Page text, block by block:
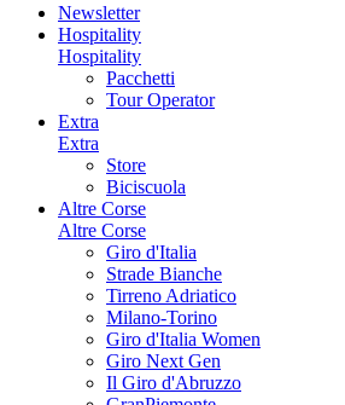
Newsletter
Hospitality
Hospitality
Pacchetti
Tour Operator
Extra
Extra
Store
Biciscuola
Altre Corse
Altre Corse
Giro d'Italia
Strade Bianche
Tirreno Adriatico
Milano-Torino
Giro d'Italia Women
Giro Next Gen
Il Giro d'Abruzzo